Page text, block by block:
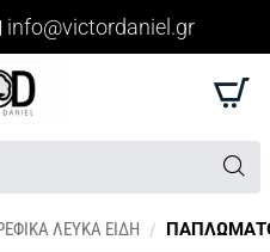
info@victordaniel.gr
ΛΕΥΚΑ ΕΙΔΗ